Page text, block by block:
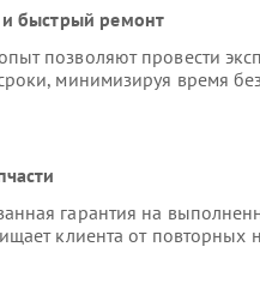
и быстрый ремонт
позволяют провести
минимизируя время
гарантия на
клиента от повторных